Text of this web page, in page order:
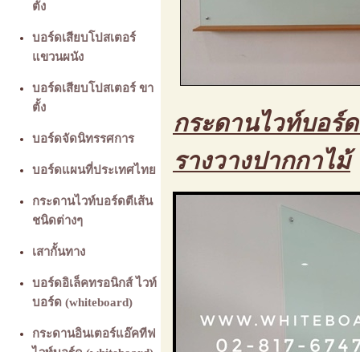
ตั้ง
บอร์ดเสียบโปสเตอร์
แขวนผนัง
บอร์ดเสียบโปสเตอร์ ขา
ตั้ง
บอร์ดจัดนิทรรศการ
บอร์ดแผนที่ประเทศไทย
กระดานไวท์บอร์ดตีเส้น
ชนิดต่างๆ
เสากั้นทาง
บอร์ดอิเล็คทรอนิกส์ ไวท์
บอร์ด (whiteboard)
กระดานอินเตอร์แอ๊คทีฟ
กระดานไวท์บอร์ด
รางวางปากกาไม้